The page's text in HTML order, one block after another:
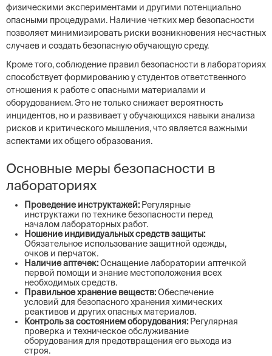
физическими экспериментами и другими потенциально
опасными процедурами. Наличие четких мер безопасности
позволяет минимизировать риски возникновения несчастных
случаев и создать безопасную обучающую среду.
Кроме того, соблюдение правил безопасности в лабораториях
способствует формированию у студентов ответственного
отношения к работе с опасными материалами и
оборудованием. Это не только снижает вероятность
инцидентов, но и развивает у обучающихся навыки анализа
рисков и критического мышления, что является важными
аспектами их общего образования.
Основные меры безопасности в
лабораториях
Проведение инструктажей: Регулярные
инструктажи по технике безопасности перед
началом лабораторных работ.
Ношение индивидуальных средств защиты:
Обязательное использование защитной одежды,
очков и перчаток.
Наличие аптечек:Оснащение лаборатории аптечкой
первой помощи и знание местоположения всех
необходимых средств.
Правильное хранение веществ:Обеспечение
условий для безопасного хранения химических
реактивов и других опасных материалов.
Контроль за состоянием оборудования: Регулярная
проверка и техническое обслуживание
оборудования для предотвращения его выхода из
строя.